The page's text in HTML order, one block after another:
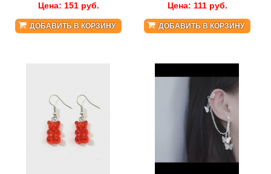
Цена: 151руб.
ДОБАВИТЬ В КОРЗИНУ
Цена: 111руб.
ДОБАВИТЬ В КОРЗИНУ